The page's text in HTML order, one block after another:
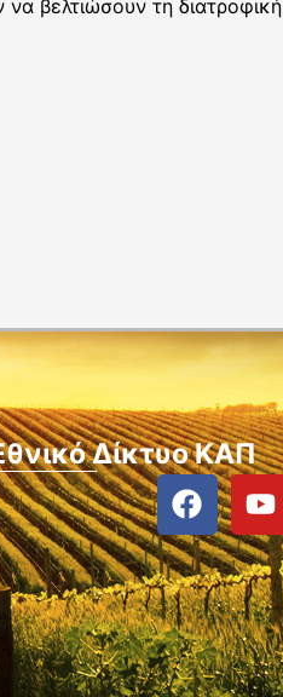
να βελτιώσουν τη διατροφική
Δίκτυο ΚΑΠ